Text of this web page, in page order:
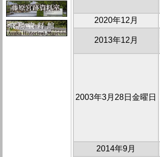
2020年12月
2013年12月
2003年3月28日金曜日
2014年9月